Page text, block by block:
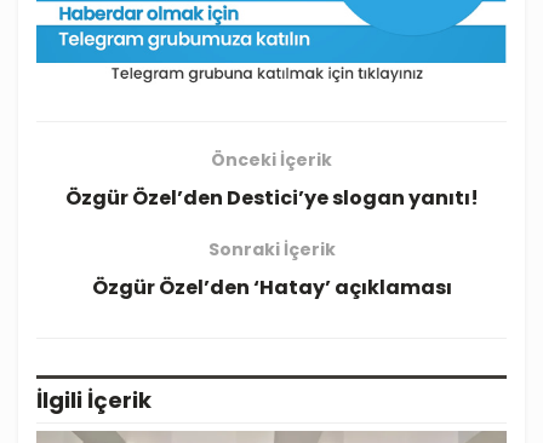
Önceki İçerik
Özgür Özel’den Destici’ye slogan yanıtı!
Sonraki İçerik
Özgür Özel’den ‘Hatay’ açıklaması
İlgili İçerik